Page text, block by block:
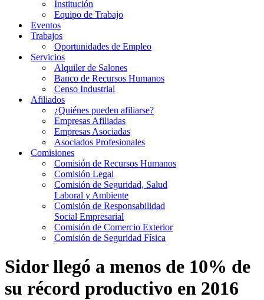
Institución
Equipo de Trabajo
Eventos
Trabajos
Oportunidades de Empleo
Servicios
Alquiler de Salones
Banco de Recursos Humanos
Censo Industrial
Afiliados
¿Quiénes pueden afiliarse?
Empresas Afiliadas
Empresas Asociadas
Asociados Profesionales
Comisiones
Comisión de Recursos Humanos
Comisión Legal
Comisión de Seguridad, Salud
Laboral y Ambiente
Comisión de Responsabilidad
Social Empresarial
Comisión de Comercio Exterior
Comisión de Seguridad Física
Sidor llegó a menos de 10% de
su récord productivo en 2016